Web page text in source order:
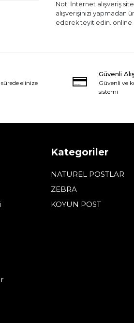
Not: İnternet alışveriş
alışverişinizi yapmadan
ederek teyit edin. online
elinize
Güvenli
Güvenli ve
sistemi
Kategoriler
NATUREL POSTLAR
ZEBRA
KOYUN POST